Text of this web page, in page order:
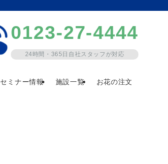
セミナー情報 施設一覧 お花の注文
0123-27-4444
24時間・365日自社スタッフが対応